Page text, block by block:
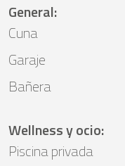
General:
Cuna
Garaje
Bañera
Wellness y ocio:
Piscina privada